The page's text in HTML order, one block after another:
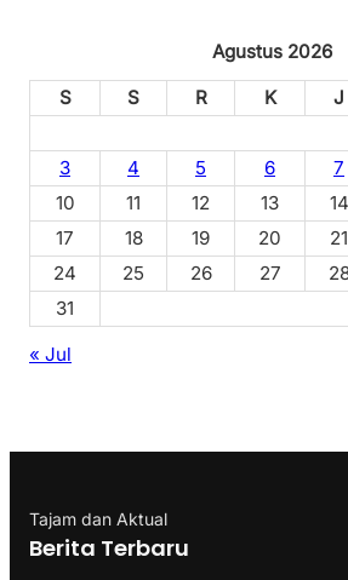
Agustus 2026
S
S R K J
3
4 5 6 7
10
11 12 13 14
17
18 19 20 21
24
25 26 27
31
« Jul
Tajam dan Aktual
Berita Terbaru